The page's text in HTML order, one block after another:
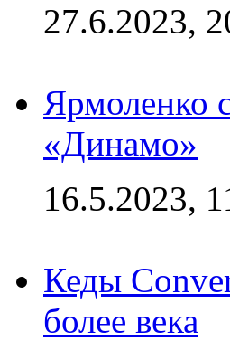
27.6.2023,
Ярмоленко
«Динамо»
16.5.2023,
Кеды
более века